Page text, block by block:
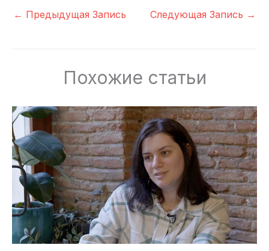
← Предыдущая Запись Следующая Запись →
Похожие статьи